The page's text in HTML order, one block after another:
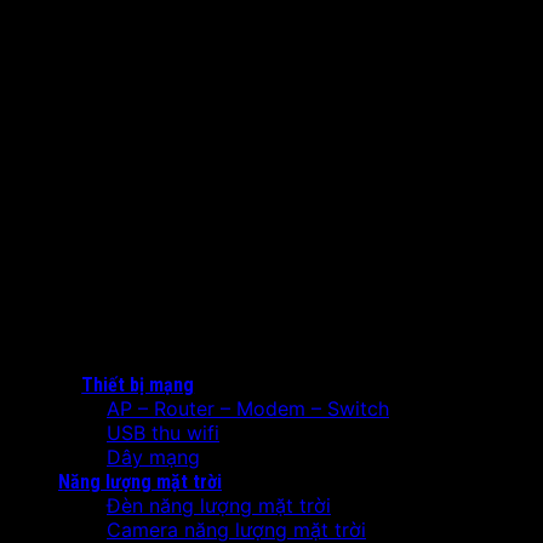
Thiết bị mạng
AP – Router – Modem – Switch
USB thu wifi
Dây mạng
Năng lượng mặt trời
Đèn năng lượng mặt trời
Camera năng lượng mặt trời